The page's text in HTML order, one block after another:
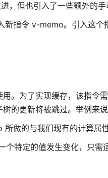
，但也引入了一些额外的手
指令 v-memo。引入这
。为了实现缓存，该指令
的更新将被跳过。举例来说
做的与我们现有的计算属
特定的值发生变化，只